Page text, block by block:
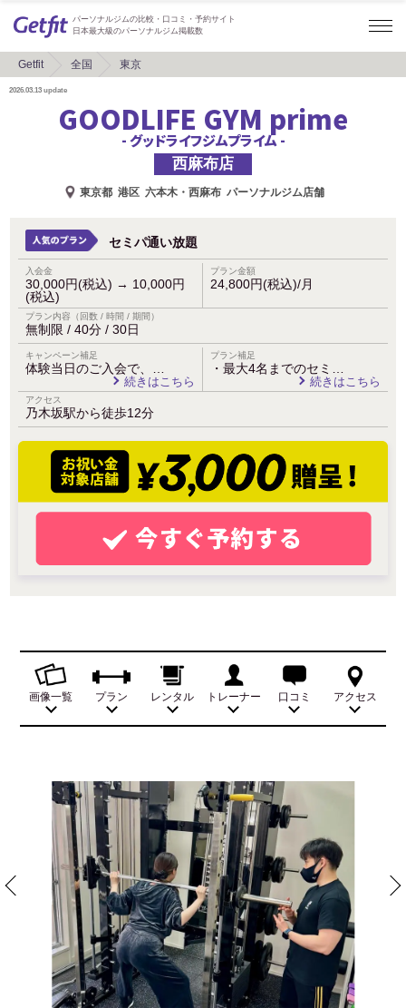
パーソナルジムの比較・口コミ・予約サイト
日本最大級のパーソナルジム掲載数
Getfit 全国 東京
2026.03.13 update
GOODLIFE GYM prime
- グッドライフジムプライム -
西麻布店
東京都 港区 六本木・西麻布 パーソナルジム店舗
セミパ通い放題
入会金
30,000円(税込) → 10,000円
(税込)
プラン金額
24,800円(税込)/月
プラン内容（回数 / 時間 / 期間）
無制限 / 40分 / 30日
キャンペーン補足
体験当日のご入会で、…
続きはこちら
プラン補足
・最大4名までのセミ…
続きはこちら
アクセス
乃木坂駅から徒歩12分
画像一覧 プラン レンタル トレーナー 口コミ アクセス